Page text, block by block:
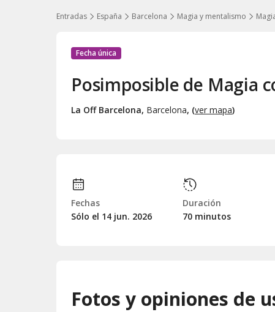
Entradas España Barcelona Magia y mentalismo
Fecha única
Posimposible de Magia
La Off Barcelona, Barcelona, (ver mapa)
Fechas
Sólo el 14 jun. 2026
Duración
70 minutos
Fotos y opiniones de